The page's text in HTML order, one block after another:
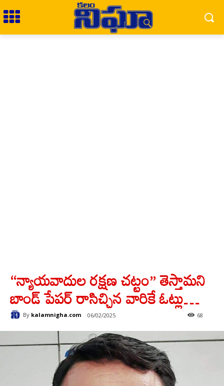
“న్యాయవాదుల రక్షణ చట్టం” తెస్తామని
బాండ్ పేపర్ రాసిచ్చిన వారికే ఓట్లు…
By kalamnigha.com 06/02/2025 68